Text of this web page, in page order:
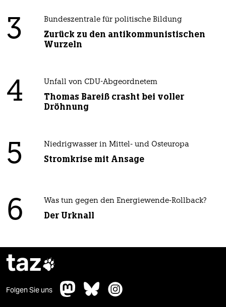
3 Bundeszentrale für politische Bildung
Zurück zu den antikommunistischen
Wurzeln
4 Unfall von CDU-Abgeordnetem
Thomas Bareiß crasht bei voller
Dröhnung
5 Niedrigwasser in Mittel- und Osteuropa
Stromkrise mit Ansage
6 Was tun gegen den Energiewende-Rollback?
Der Urknall
taz
Folgen Sie uns